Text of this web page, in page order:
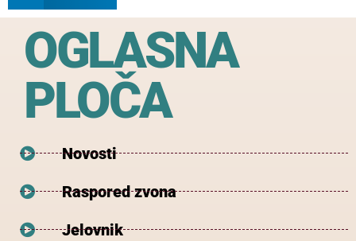
OGLASNA
PLOČA
Novosti
Raspored zvona
Jelovnik